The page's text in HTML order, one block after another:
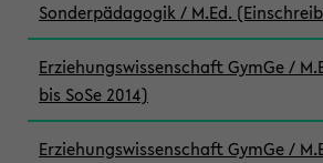
Sonderpädagogik / M.Ed.
Erziehungswissenschaft GymGe /
bis SoSe 2014)
Erziehungswissenschaft GymGe /